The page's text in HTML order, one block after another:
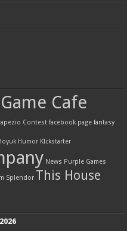
Cafe
Contest facebook page fantasy
Humor KIckstarter
News Purple Games
Splendor This House